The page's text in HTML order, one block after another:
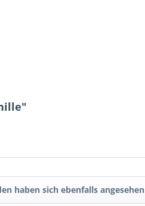
haben sich ebenfalls angesehen